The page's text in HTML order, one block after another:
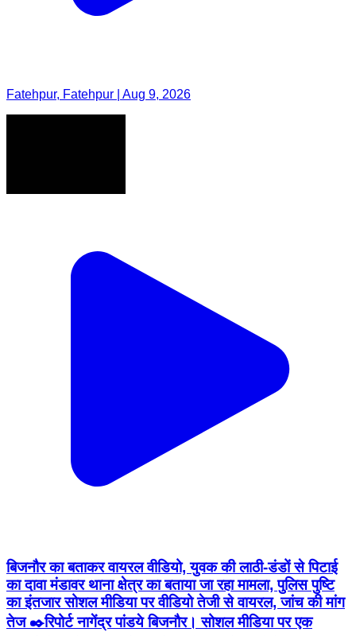
Fatehpur, Fatehpur | Aug 9, 2026
बिजनौर का बताकर वायरल वीडियो, युवक की लाठी-डंडों से पिटाई
का दावा मंडावर थाना क्षेत्र का बताया जा रहा मामला, पुलिस पुष्टि
का इंतजार सोशल मीडिया पर वीडियो तेजी से वायरल, जांच की मांग
तेज ✒️रिपोर्ट नागेंद्र पांडये बिजनौर। सोशल मीडिया पर एक